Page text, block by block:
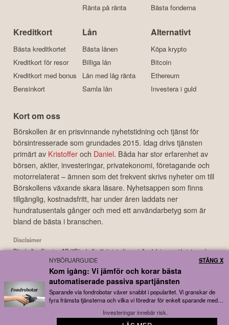
Ränta på ränta
Bästa fonderna
Kreditkort
Bästa kreditkortet
Kreditkort för resor
Kreditkort med bonus
Bensinkort
Lån
Bästa lånen
Billiga lån
Lån med låg ränta
Samla lån
Alternativt
Köpa krypto
Bitcoin
Ethereum
Investera i guld
Kort om oss
Börskollen är en prisvinnande nyhetstidning och tjänst för
börsintresserade som grundades 2015. Idag drivs tjänsten
primärt av Kristofferoch Daniel. Båda har stor erfarenhet av
börsen, aktier, investeringar, privatekonomi, företagande och
motorrelaterat – ämnen som det frekvent skrivs nyheter om till
Börskollens växande skara läsare. Nyhetsappen som finns
tillgänglig, kostnadsfritt, har under åren laddats ner
hundratusentals gånger och med ett användarbetyg som är
bland de bästa i branschen.
Disclaimer
Börskollen Sverige AB ("Börskollen") är inte finansiella rådgivare, står inte under
finansinspektionens tillsyn och ger inga råd till dig. Detta innebär att
investeringsbeslut baserade på information som direkt eller indirekt härrörande
från Börskollen eller personer med koppling till Börskollen, alltid fattas
självständigt av investeraren. Börskollen frånsäger sig allt ansvar för eventuell
förlust eller skada av vad slag det må vara som grundar sig på användandet av
material härrörande från tjänsten Börskollen.
NYBÖRJARGUIDE
Kom igång: Vi jämför och korar bästa
automatiserade passiva spartjänsten
Sparande via fondrobotar växer snabbt i popularitet. Vi granskar de
fyra främsta tjänsterna och vilka vi föredrar för enkelt sparande med
Investeringar innebär risk.
STÄNG X